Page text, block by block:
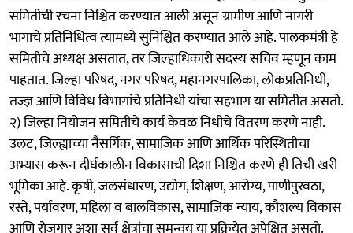
समितीची रचना निश्चित करण्यात आली असून ग्रामीण आणि नागरी
भागाचे प्रतिनिधित्व त्यामध्ये सुनिश्चित करण्यात आले आहे. पालकमंत्री हे
समितीचे अध्यक्ष असतात, तर जिल्हाधिकारी सदस्य सचिव म्हणून काम
पाहतात. जिल्हा परिषद, नगर परिषद, महानगरपालिका, लोकप्रतिनिधी,
तज्ज्ञ आणि विविध विभागांचे प्रतिनिधी यांचा सहभाग या समितीत असतो.
२) जिल्हा नियोजन समितीचे कार्य केवळ निधीचे वितरण करणे नाही.
उलट, जिल्ह्याच्या नैसर्गिक, सामाजिक आणि आर्थिक परिस्थितीचा
अभ्यास करून दीर्घकालीन विकासाची दिशा निश्चित करणे ही तिची खरी
भूमिका आहे. कृषी, जलसंधारण, उद्योग, शिक्षण, आरोग्य, पाणीपुरवठा,
रस्ते, पर्यावरण, महिला व बालविकास, सामाजिक न्याय, कौशल्य विकास